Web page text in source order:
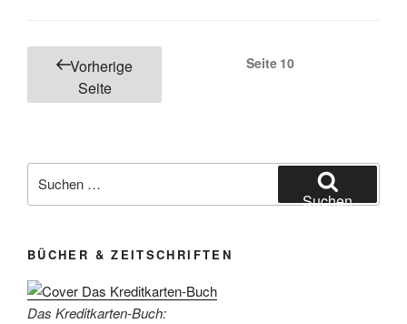
Seitennummerierung
Beiträge
Vorherige
Seite
Seite 10
nach:
Suchen
BÜCHER & ZEITSCHRIFTEN
Das Kreditkarten-Buch: